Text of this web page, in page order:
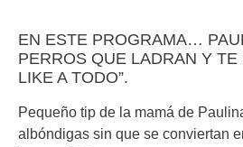
EN ESTE PROGRAMA…
PERROS QUE LADRAN Y TE
LIKE A TODO”.
Pequeño tip de la mamá de
albóndigas sin que se conviertan